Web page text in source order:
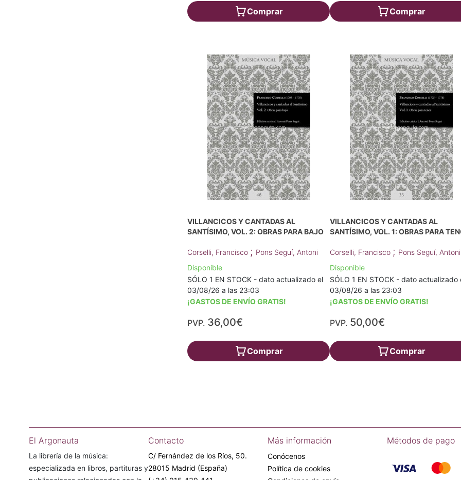
Comprar Comprar
VILLANCICOS Y CANTADAS AL
SANTÍSIMO, VOL. 2: OBRAS PARA BAJO
Corselli, Francisco ; Pons Seguí, Antoni
Disponible
SÓLO 1 EN STOCK - dato actualizado el
03/08/26 a las 23:03
¡GASTOS DE ENVÍO GRATIS!
PVP. 36,00€
Comprar
VILLANCICOS Y CANTADAS AL
SANTÍSIMO, VOL. 1: OBRAS PARA
Corselli, Francisco ; Pons Seguí, Antoni
Disponible
SÓLO 1 EN STOCK - dato actualizado
03/08/26 a las 23:03
¡GASTOS DE ENVÍO GRATIS!
PVP. 50,00€
Comprar
El Argonauta
La librería de la música:
especializada en libros, partituras y
Contacto
C/ Fernández de los Ríos, 50.
28015 Madrid (España)
Más información
Conócenos
Política de cookies
Métodos de pago